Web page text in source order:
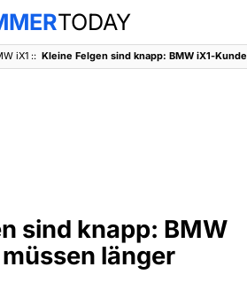
TODAY
iX1::
sind knapp: BMW
länger